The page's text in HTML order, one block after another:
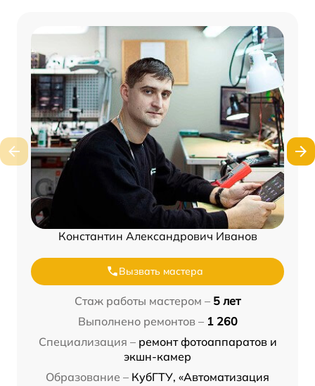
Константин Александрович Иванов
Вызвать мастера
Стаж работы мастером – 5 лет
Выполнено ремонтов – 1 260
Специализация – ремонт фотоаппаратов и
экшн-камер
Образование – КубГТУ, «Автоматизация